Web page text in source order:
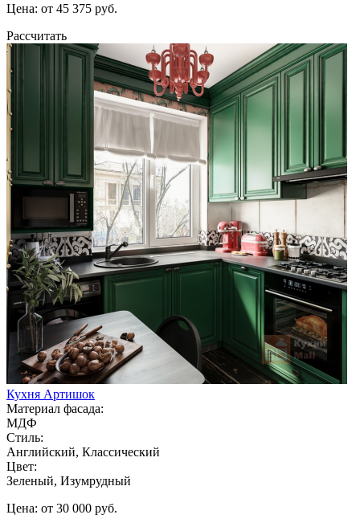
Цена: от 45 375 руб.
Рассчитать
Кухня Артишок
Материал фасада:
МДФ
Стиль:
Английский, Классический
Цвет:
Зеленый, Изумрудный
Цена: от 30 000 руб.